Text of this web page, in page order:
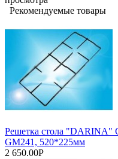
Рекомендуемые товары
Решетка стола "DARINA"
GM241, 520*225мм
2 650.00Р